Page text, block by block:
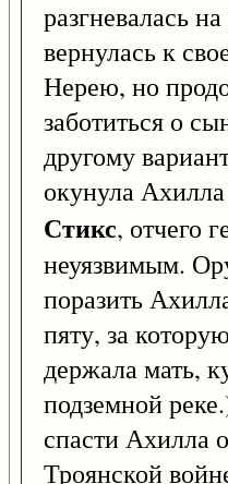
разгневалась
вернулась к
Нерею, но
заботиться о
другому
окунула
Стикс, отчего
неуязвимым.
поразить
пяту, за
держала мать,
подземной
спасти Ахилла
Троянской